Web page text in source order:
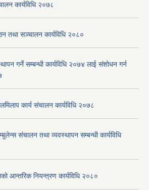
कार्यविधि २०७८
तथा सञ्चालन कार्यविधि २०८०
गर्ने सम्बन्धी कार्यविधि २०७४ लाई संशोधन गर्न
कार्य संचालन कार्यविधि २०७८
संचालन तथा व्यवस्थापन सम्बन्धी कार्यविधि
आन्तरिक नियन्त्रण कार्यविधि २०८०